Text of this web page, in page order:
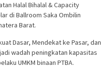
Halal Bihalal & Capacity
di Ballroom Saka Ombilin
Barat.
Dasar, Mendekat ke Pasar, dan
wadah peningkatan kapasitas
UMKM binaan PTBA.